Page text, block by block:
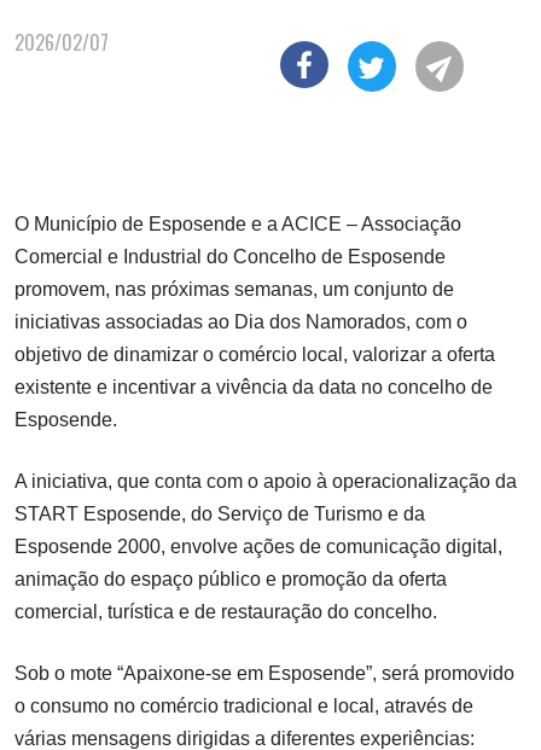
2026/02/07
O Município de Esposende e a ACICE – Associação
Comercial e Industrial do Concelho de Esposende
promovem, nas próximas semanas, um conjunto de
iniciativas associadas ao Dia dos Namorados, com o
objetivo de dinamizar o comércio local, valorizar a oferta
existente e incentivar a vivência da data no concelho de
Esposende.
A iniciativa, que conta com o apoio à operacionalização da
START Esposende, do Serviço de Turismo e da
Esposende 2000, envolve ações de comunicação digital,
animação do espaço público e promoção da oferta
comercial, turística e de restauração do concelho.
Sob o mote “Apaixone-se em Esposende”, será promovido
o consumo no comércio tradicional e local, através de
várias mensagens dirigidas a diferentes experiências: